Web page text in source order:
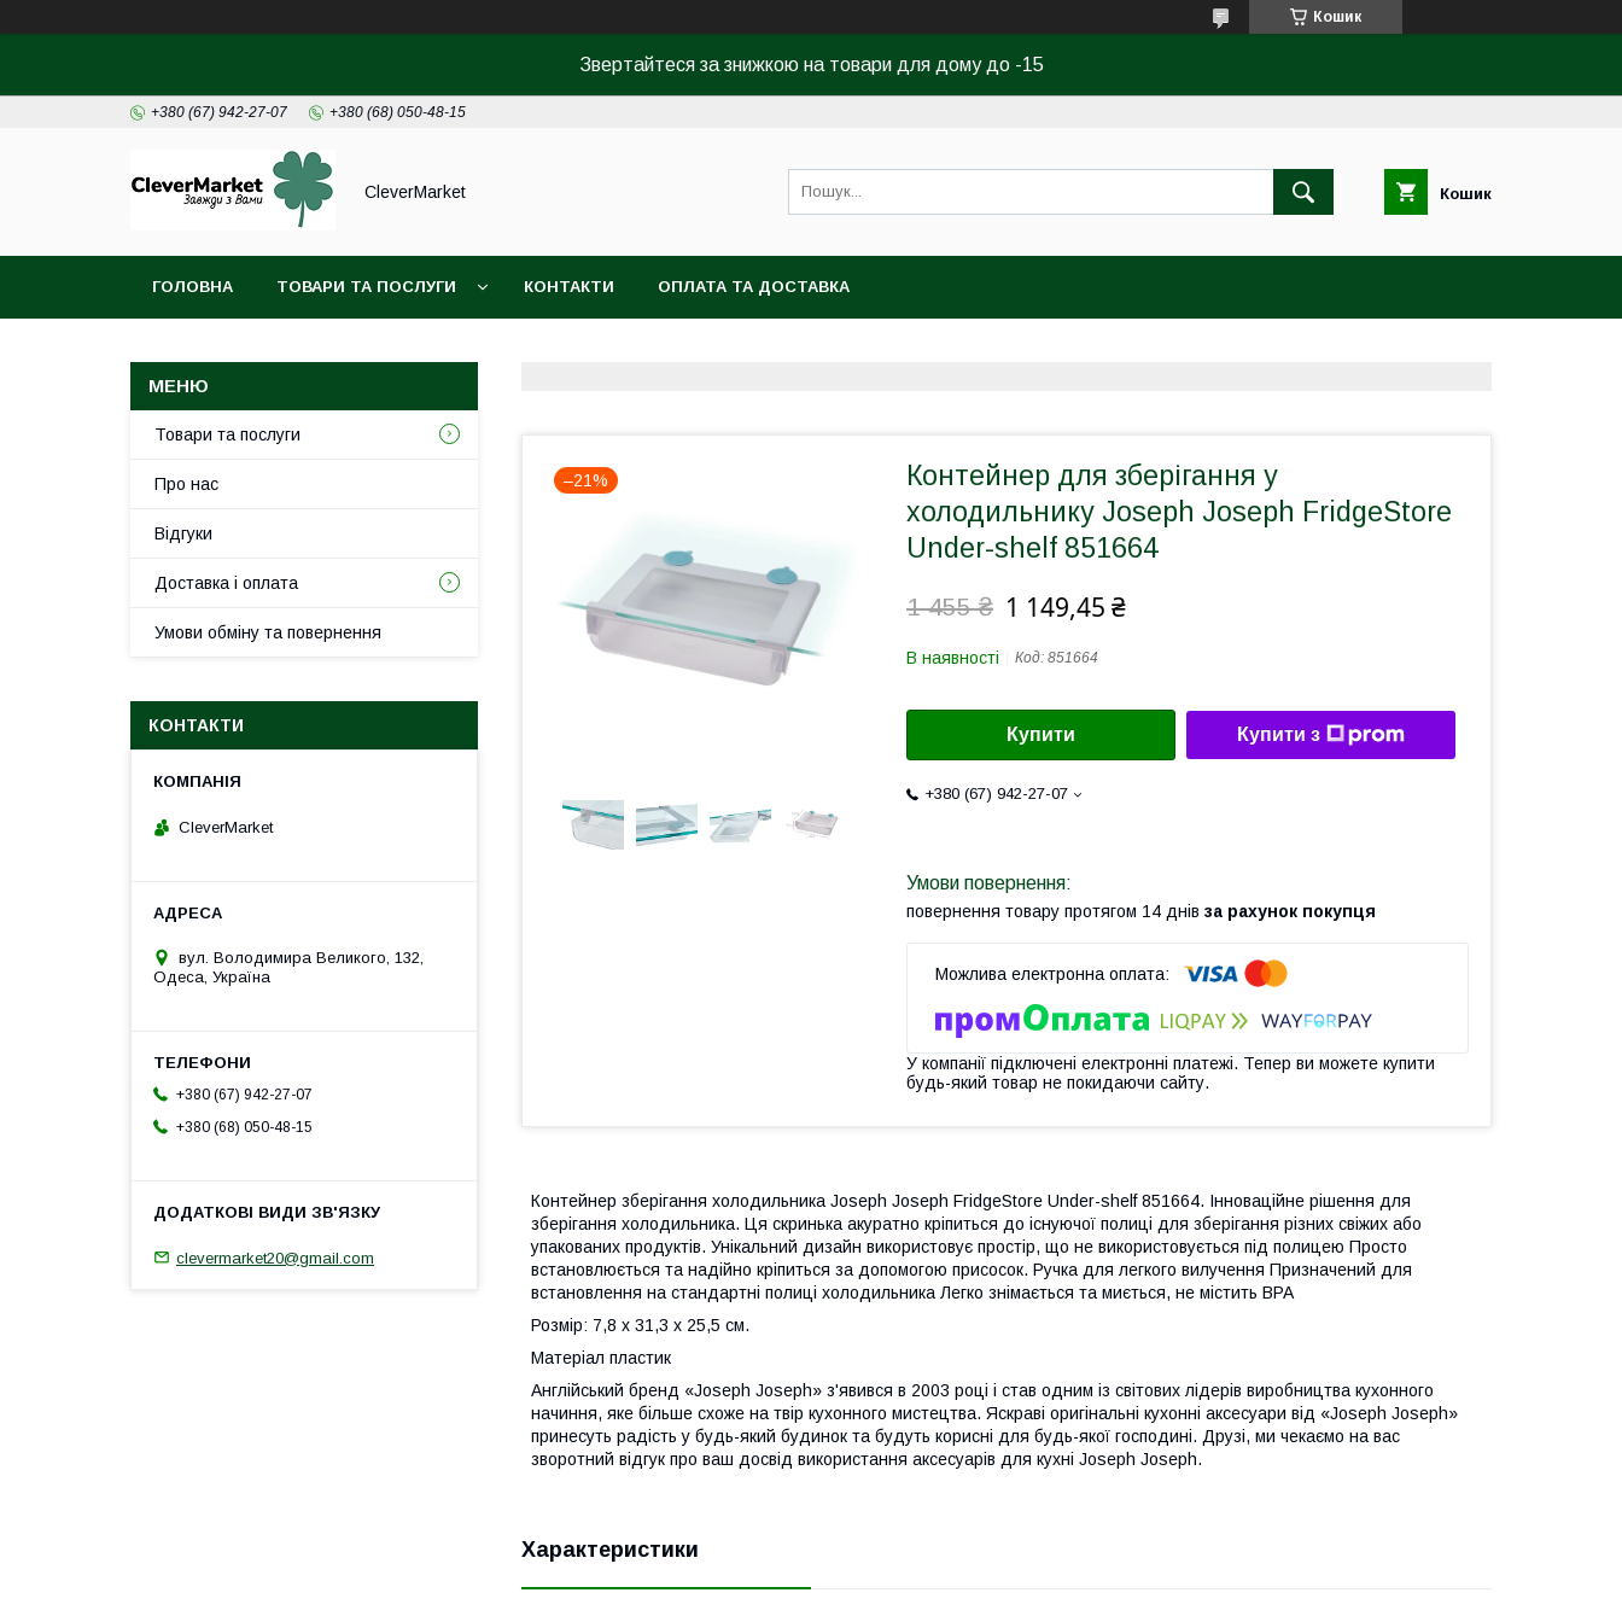
Кошик
Звертайтеся за знижкою на товари для дому до -15
+380 (67) 942-27-07 +380 (68) 050-48-15
CleverMarket Кошик
ГОЛОВНА ТОВАРИ ТА ПОСЛУГИ КОНТАКТИ ОПЛАТА ТА ДОСТАВКА
–21%
Контейнер для зберігання у
холодильнику Joseph Joseph FridgeStore
Under-shelf 851664
1 455 ₴ 1 149,45 ₴
В наявності Код: 851664
Купити Купити з
+380 (67) 942-27-07
повернення товару протягом 14 днів за рахунок покупця
У компанії підключені електронні платежі. Тепер ви можете купити
будь-який товар не покидаючи сайту.
Контейнер зберігання холодильника Joseph Joseph FridgeStore Under-shelf 851664. Інноваційне рішення для
зберігання холодильника. Ця скринька акуратно кріпиться до існуючої полиці для зберігання різних свіжих або
упакованих продуктів. Унікальний дизайн використовує простір, що не використовується під полицею Просто
встановлюється та надійно кріпиться за допомогою присосок. Ручка для легкого вилучення Призначений для
встановлення на стандартні полиці холодильника Легко знімається та миється, не містить BPA
Розмір: 7,8 х 31,3 х 25,5 см.
Матеріал пластик
Англійський бренд «Joseph Joseph» з'явився в 2003 році і став одним із світових лідерів виробництва кухонного
начиння, яке більше схоже на твір кухонного мистецтва. Яскраві оригінальні кухонні аксесуари від «Joseph Joseph»
принесуть радість у будь-який будинок та будуть корисні для будь-якої господині. Друзі, ми чекаємо на вас
зворотний відгук про ваш досвід використання аксесуарів для кухні Joseph Joseph.
Характеристики
Товари та послуги
Про нас
Відгуки
Доставка і оплата
Умови обміну та повернення
КОНТАКТИ
CleverMarket
вул. Володимира Великого, 132,
Одеса, Україна
+380 (67) 942-27-07
+380 (68) 050-48-15
clevermarket20@gmail.com